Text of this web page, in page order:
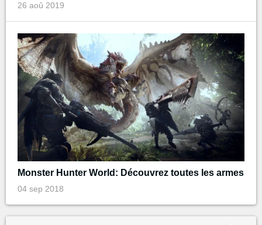
26 aoû 2019
Monster Hunter World: Découvrez toutes les armes
04 sep 2018